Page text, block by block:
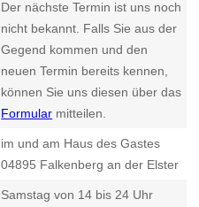
Der nächste Termin ist uns noch
nicht bekannt. Falls Sie aus der
Gegend kommen und den
neuen Termin bereits kennen,
können Sie uns diesen über das
Formular mitteilen.
im und am Haus des Gastes
04895 Falkenberg an der Elster
Samstag von 14 bis 24 Uhr